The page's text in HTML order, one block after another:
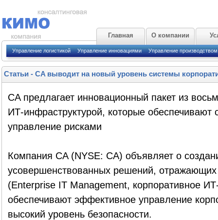
Главная О компании
Управление логистикой Управление инновациями Управление производством
Статьи- CA выводит на новый уровень системы
CA предлагает инновационный пакет из
ИТ-инфраструктурой, которые обеспечивают
управление рисками
Компания CA (NYSE: CA) объявляет о
усовершенствованных решений,
(Enterprise IT Management, корпоративное
обеспечивают эффективное управление
высокий уровень безопасности.